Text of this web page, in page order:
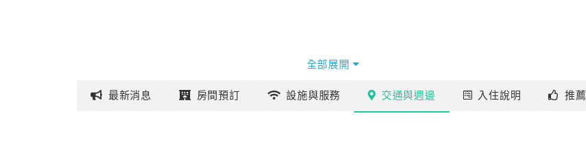
全部展開
最新消息 房間預訂 設施與服務 交通與週邊 入住說明 推薦